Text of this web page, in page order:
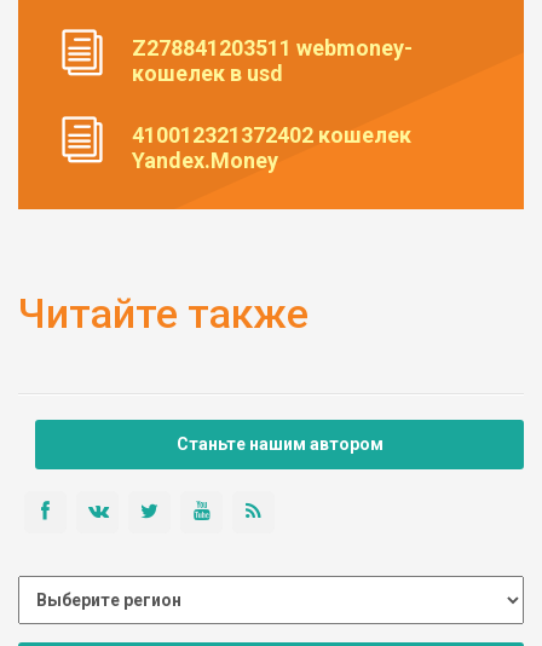
Z278841203511 webmoney-
кошелек в usd
410012321372402 кошелек
Yandex.Money
Читайте также
Станьте нашим автором